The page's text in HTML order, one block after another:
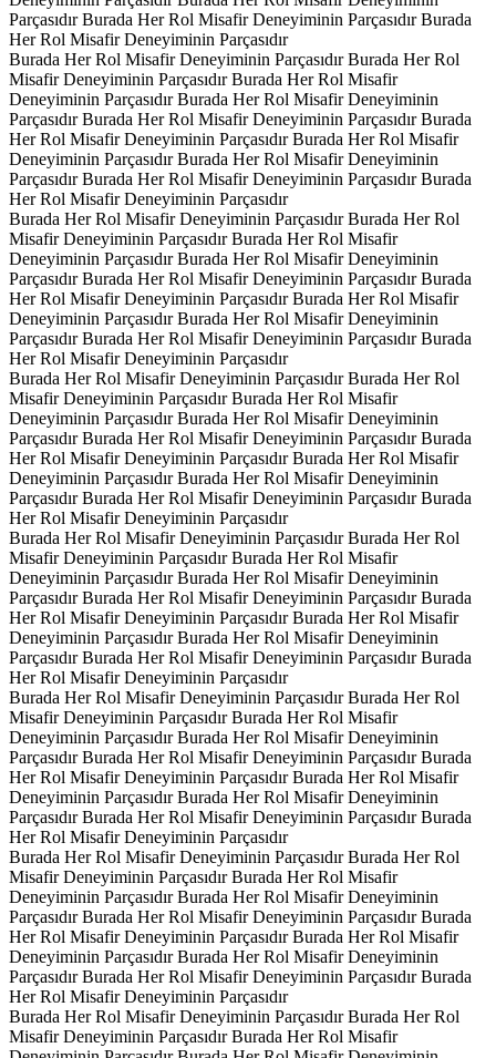
Parçasıdır Burada Her Rol Misafir Deneyiminin Parçasıdır Burada
Her Rol Misafir Deneyiminin Parçasıdır
Burada Her Rol Misafir Deneyiminin Parçasıdır Burada Her Rol
Misafir Deneyiminin Parçasıdır Burada Her Rol Misafir
Deneyiminin Parçasıdır Burada Her Rol Misafir Deneyiminin
Parçasıdır Burada Her Rol Misafir Deneyiminin Parçasıdır Burada
Her Rol Misafir Deneyiminin Parçasıdır Burada Her Rol Misafir
Deneyiminin Parçasıdır Burada Her Rol Misafir Deneyiminin
Parçasıdır Burada Her Rol Misafir Deneyiminin Parçasıdır Burada
Her Rol Misafir Deneyiminin Parçasıdır
Burada Her Rol Misafir Deneyiminin Parçasıdır Burada Her Rol
Misafir Deneyiminin Parçasıdır Burada Her Rol Misafir
Deneyiminin Parçasıdır Burada Her Rol Misafir Deneyiminin
Parçasıdır Burada Her Rol Misafir Deneyiminin Parçasıdır Burada
Her Rol Misafir Deneyiminin Parçasıdır Burada Her Rol Misafir
Deneyiminin Parçasıdır Burada Her Rol Misafir Deneyiminin
Parçasıdır Burada Her Rol Misafir Deneyiminin Parçasıdır Burada
Her Rol Misafir Deneyiminin Parçasıdır
Burada Her Rol Misafir Deneyiminin Parçasıdır Burada Her Rol
Misafir Deneyiminin Parçasıdır Burada Her Rol Misafir
Deneyiminin Parçasıdır Burada Her Rol Misafir Deneyiminin
Parçasıdır Burada Her Rol Misafir Deneyiminin Parçasıdır Burada
Her Rol Misafir Deneyiminin Parçasıdır Burada Her Rol Misafir
Deneyiminin Parçasıdır Burada Her Rol Misafir Deneyiminin
Parçasıdır Burada Her Rol Misafir Deneyiminin Parçasıdır Burada
Her Rol Misafir Deneyiminin Parçasıdır
Burada Her Rol Misafir Deneyiminin Parçasıdır Burada Her Rol
Misafir Deneyiminin Parçasıdır Burada Her Rol Misafir
Deneyiminin Parçasıdır Burada Her Rol Misafir Deneyiminin
Parçasıdır Burada Her Rol Misafir Deneyiminin Parçasıdır Burada
Her Rol Misafir Deneyiminin Parçasıdır Burada Her Rol Misafir
Deneyiminin Parçasıdır Burada Her Rol Misafir Deneyiminin
Parçasıdır Burada Her Rol Misafir Deneyiminin Parçasıdır Burada
Her Rol Misafir Deneyiminin Parçasıdır
Burada Her Rol Misafir Deneyiminin Parçasıdır Burada Her Rol
Misafir Deneyiminin Parçasıdır Burada Her Rol Misafir
Deneyiminin Parçasıdır Burada Her Rol Misafir Deneyiminin
Parçasıdır Burada Her Rol Misafir Deneyiminin Parçasıdır Burada
Her Rol Misafir Deneyiminin Parçasıdır Burada Her Rol Misafir
Deneyiminin Parçasıdır Burada Her Rol Misafir Deneyiminin
Parçasıdır Burada Her Rol Misafir Deneyiminin Parçasıdır Burada
Her Rol Misafir Deneyiminin Parçasıdır
Burada Her Rol Misafir Deneyiminin Parçasıdır Burada Her Rol
Misafir Deneyiminin Parçasıdır Burada Her Rol Misafir
Deneyiminin Parçasıdır Burada Her Rol Misafir Deneyiminin
Parçasıdır Burada Her Rol Misafir Deneyiminin Parçasıdır Burada
Her Rol Misafir Deneyiminin Parçasıdır Burada Her Rol Misafir
Deneyiminin Parçasıdır Burada Her Rol Misafir Deneyiminin
Parçasıdır Burada Her Rol Misafir Deneyiminin Parçasıdır Burada
Her Rol Misafir Deneyiminin Parçasıdır
Burada Her Rol Misafir Deneyiminin Parçasıdır Burada Her Rol
Misafir Deneyiminin Parçasıdır Burada Her Rol Misafir